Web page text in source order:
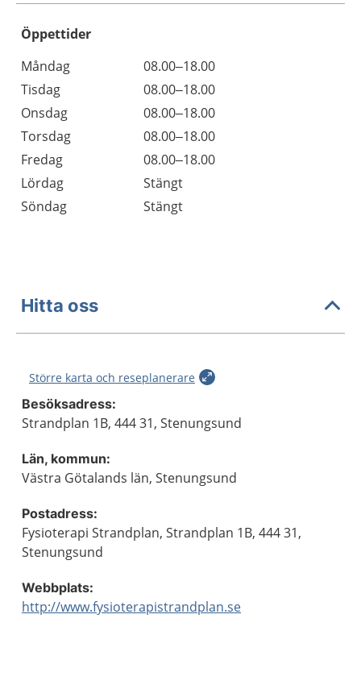
Öppettider
Dag
Öppettider
Kommentarer
Måndag
08.00–18.00
Tisdag
08.00–18.00
Onsdag
08.00–18.00
Torsdag
08.00–18.00
Fredag
08.00–18.00
Lördag
Stängt
Söndag
Stängt
Hitta oss
Större karta och reseplanerare
Besöksadress:
Strandplan 1B, 444 31, Stenungsund
Län, kommun:
Västra Götalands län, Stenungsund
Postadress:
Fysioterapi Strandplan, Strandplan 1B, 444 31,
Stenungsund
Webbplats:
http://www.fysioterapistrandplan.se